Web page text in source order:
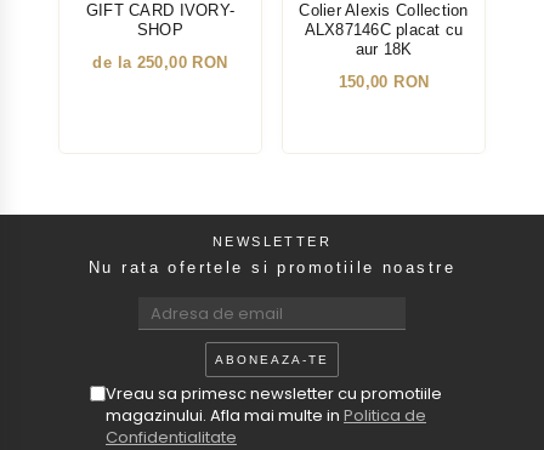
GIFT CARD IVORY-
SHOP
de la 250,00 RON
Colier Alexis Collection
ALX87146C placat cu
aur 18K
150,00 RON
NEWSLETTER
Nu rata ofertele si promotiile noastre
Vreau sa primesc newsletter cu promotiile
magazinului. Afla mai multe in Politica de
Confidentialitate